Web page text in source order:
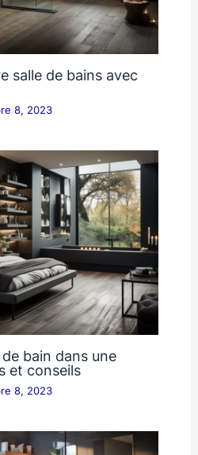
salle de bains avec
8, 2023
bain dans une
et conseils
8, 2023